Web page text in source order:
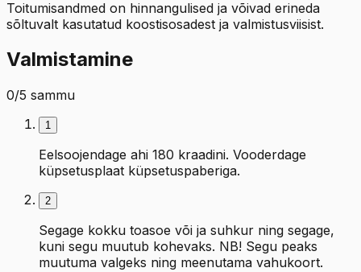
Toitumisandmed on hinnangulised ja võivad erineda
sõltuvalt kasutatud koostisosadest ja valmistusviisist.
Valmistamine
0/5 sammu
1
Eelsoojendage ahi 180 kraadini. Vooderdage
küpsetusplaat küpsetuspaberiga.
2
Segage kokku toasoe või ja suhkur ning segage,
kuni segu muutub kohevaks. NB! Segu peaks
muutuma valgeks ning meenutama vahukoort.